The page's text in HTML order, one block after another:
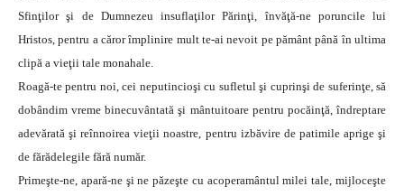
Sfinţilor şi de Dumnezeu insuflaţilor Părinţi, învăţă-ne poruncile lui
Hristos, pentru a căror împlinire mult te-ai nevoit pe pământ până în ultima
clipă a vieţii tale monahale.
Roagă-te pentru noi, cei neputincioşi cu sufletul şi cuprinşi de suferinţe, să
dobândim vreme binecuvântată şi mântuitoare pentru pocăinţă, îndreptare
adevărată şi reînnoirea vieţii noastre, pentru izbăvire de patimile aprige şi
de fărădelegile fără număr.
Primeşte-ne, apară-ne şi ne păzeşte cu acoperamântul milei tale, mijloceşte